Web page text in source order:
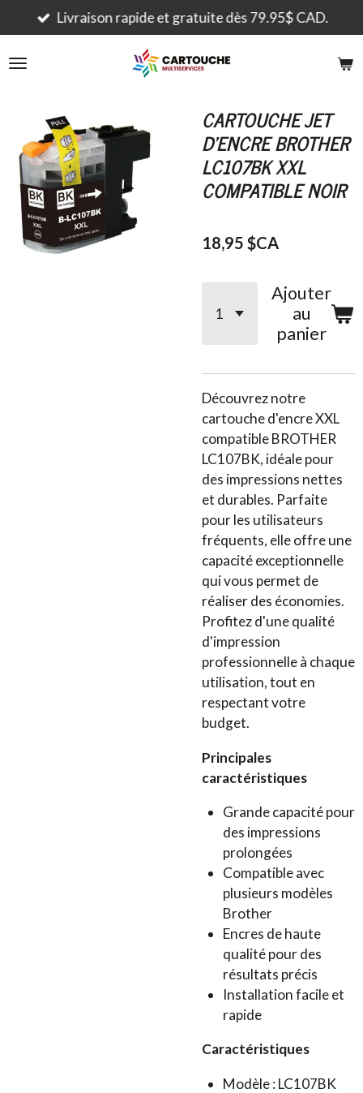
Passer
au
contenu
Livraison rapide et gratuite dès 79.95$ CAD.
CARTOUCHE JET
D'ENCRE BROTHER
LC107BK XXL
COMPATIBLE NOIR
18,95 $CA
Ajouter
au
panier
Découvrez notre
cartouche d'encre XXL
compatible BROTHER
LC107BK, idéale pour
des impressions nettes
et durables. Parfaite
pour les utilisateurs
fréquents, elle offre une
capacité exceptionnelle
qui vous permet de
réaliser des économies.
Profitez d'une qualité
d'impression
professionnelle à chaque
utilisation, tout en
respectant votre
budget.
Principales
caractéristiques
Grande capacité pour
des impressions
prolongées
Compatible avec
plusieurs modèles
Brother
Encres de haute
qualité pour des
résultats précis
Installation facile et
rapide
Caractéristiques
Modèle : LC107BK